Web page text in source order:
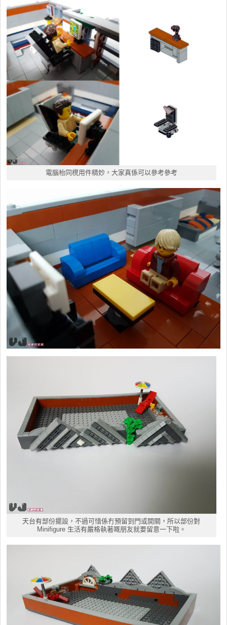
電腦枱同櫈用件精妙，大家真係可以參考參考
天台有部份擺設，不過可惜係冇預留到門或開關，所以部份對
Minifigure 生活有嚴格執著嘅朋友就要留意一下啦。